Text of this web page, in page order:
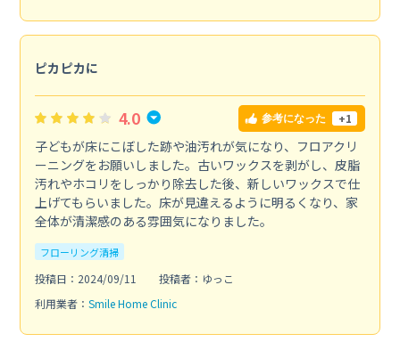
ピカピカに
4.0 参考になった +1
子どもが床にこぼした跡や油汚れが気になり、フロアクリ
ーニングをお願いしました。古いワックスを剥がし、皮脂
汚れやホコリをしっかり除去した後、新しいワックスで仕
上げてもらいました。床が見違えるように明るくなり、家
全体が清潔感のある雰囲気になりました。
フローリング清掃
投稿日：2024/09/11
投稿者：ゆっこ
利用業者： Smile Home Clinic